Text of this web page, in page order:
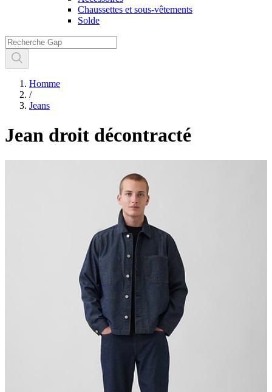
Chaussettes et sous-vêtements
Solde
Homme
/
Jeans
Jean droit décontracté